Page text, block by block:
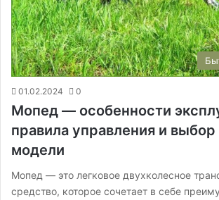
01.02.2024 0
Мопед — особенности
правила управления и
модели
Мопед — это легковое двухколесное
средство, которое сочетает в себе